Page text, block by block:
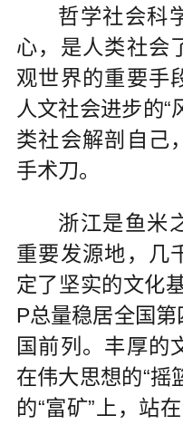
哲学社会科
心，是人类社会
观世界的重要手
人文社会进步的“
类社会解剖自己
手术刀。
浙江是鱼米
重要发源地，几
定了坚实的文化
P总量稳居全国
国前列。丰厚的
在伟大思想的“摇
的“富矿”上，站